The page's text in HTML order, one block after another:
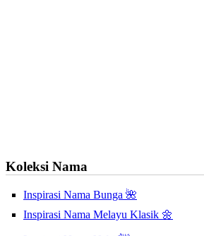
Koleksi Nama
Inspirasi Nama Bunga 🌺
Inspirasi Nama Melayu Klasik 🌼